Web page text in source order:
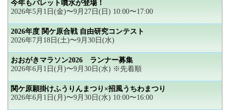
今年もパレット噴水が登場！
2026年5月1日(金)〜9月27日(日) 10:00〜17:00
2026年度 関ケ原合戦 自由研究コンテスト
2026年7月18日(土)〜9月30日(水)
おおがきマラソン2026 ランナー募集
2026年6月1日(月)〜9月30日(水) ※先着順
関ケ原願掛けふうりんまつり×招風うちわまつり
2026年6月1日(月)〜9月30日(水) 10:00〜16:00